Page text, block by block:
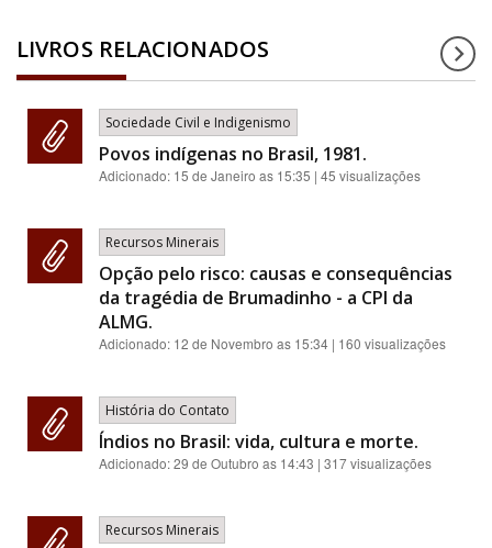
LIVROS RELACIONADOS
Sociedade Civil e Indigenismo
Povos indígenas no Brasil, 1981.
Adicionado: 15 de Janeiro as 15:35 | 45 visualizações
Recursos Minerais
Opção pelo risco: causas e consequências
da tragédia de Brumadinho - a CPI da
ALMG.
Adicionado: 12 de Novembro as 15:34 | 160 visualizações
História do Contato
Índios no Brasil: vida, cultura e morte.
Adicionado:29 de Outubro as 14:43 | 317 visualizações
Recursos Minerais